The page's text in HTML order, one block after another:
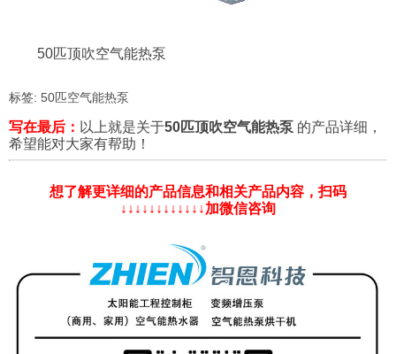
50匹顶吹空气能热泵
标签: 50匹空气能热泵
写在最后： 以上就是关于50匹顶吹空气能热泵 的产品详细，
希望能对大家有帮助！
想了解更详细的产品信息和相关产品内容，扫码
↓↓↓↓↓↓↓↓↓↓↓↓加微信咨询